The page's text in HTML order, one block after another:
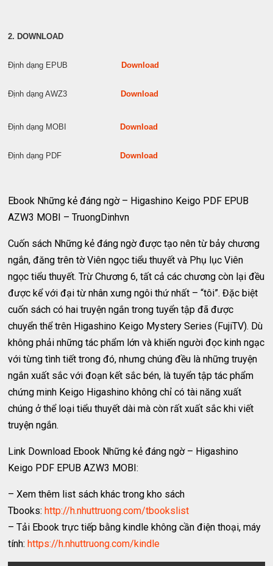
2. DOWNLOAD
Định dạng EPUB Download
Định dạng AWZ3 Download
Định dạng MOBI Download
Định dạng PDF Download
Ebook Những kẻ đáng ngờ – Higashino Keigo PDF EPUB
AZW3 MOBI – TruongDinhvn
Cuốn sách Những kẻ đáng ngờ được tạo nên từ bảy chương
ngắn, đăng trên tờ Viên ngọc tiểu thuyết và Phụ lục Viên
ngọc tiểu thuyết. Trừ Chương 6, tất cả các chương còn lại đều
được kể với đại từ nhân xưng ngôi thứ nhất – “tôi”. Đặc biệt
cuốn sách có hai truyện ngắn trong tuyển tập đã được
chuyển thể trên Higashino Keigo Mystery Series (FujiTV). Dù
không phải những tác phẩm lớn và khiến người đọc kinh ngạc
với từng tình tiết trong đó, nhưng chúng đều là những truyện
ngắn xuất sắc với đoạn kết sắc bén, là tuyển tập tác phẩm
chứng minh Keigo Higashino không chỉ có tài năng xuất
chúng ở thể loại tiểu thuyết dài mà còn rất xuất sắc khi viết
truyện ngắn.
Link Download Ebook Những kẻ đáng ngờ – Higashino
Keigo PDF EPUB AZW3 MOBI:
– Xem thêm list sách khác trong kho sách
Tbooks:http://h.nhuttruong.com/tbookslist
– Tải Ebook trực tiếp bằng kindle không cần điện thoại, máy
tính:https://h.nhuttruong.com/kindle